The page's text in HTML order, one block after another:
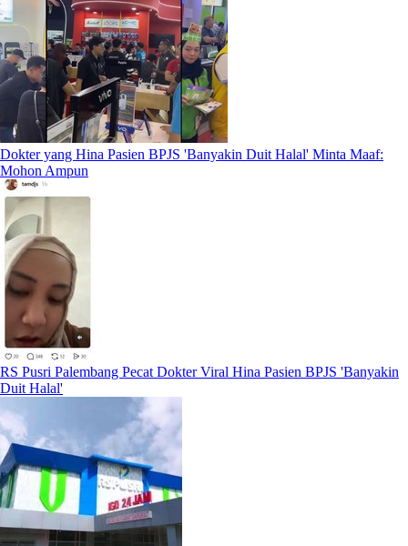
Dokter yang Hina Pasien BPJS 'Banyakin Duit Halal' Minta Maaf:
Mohon Ampun
RS Pusri Palembang Pecat Dokter Viral Hina Pasien BPJS 'Banyakin
Duit Halal'